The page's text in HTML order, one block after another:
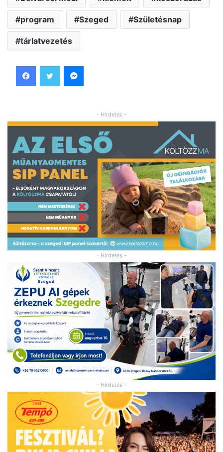
program Szeged Születésnap
tárlatvezetés
- Hirdetés -
- Hirdetés -
- Hirdetés -